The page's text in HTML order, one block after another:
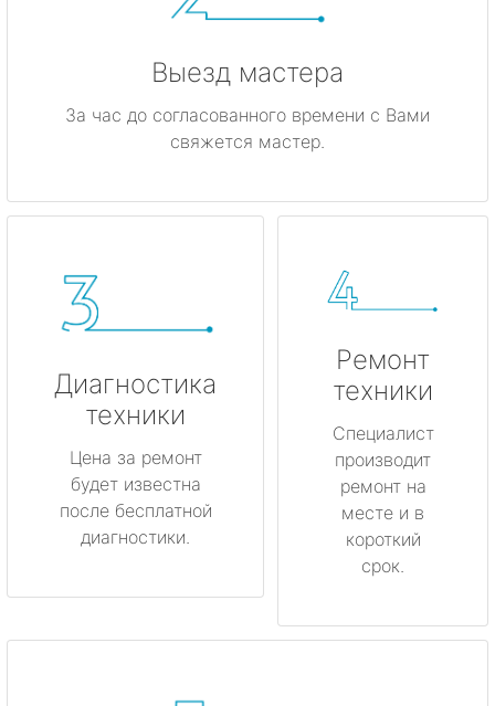
Выезд мастера
За час до согласованного времени с Вами
свяжется мастер.
Диагностика
техники
Цена за ремонт
будет известна
после бесплатной
диагностики.
Ремонт
техники
Специалист
производит
ремонт на
месте и в
короткий
срок.